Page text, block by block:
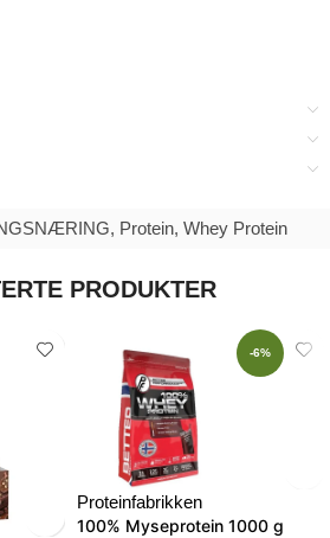
, Protein, Whey Protein
PRODUKTER
-6%
Proteinfabrikken
100% Myseprotein 1000 g